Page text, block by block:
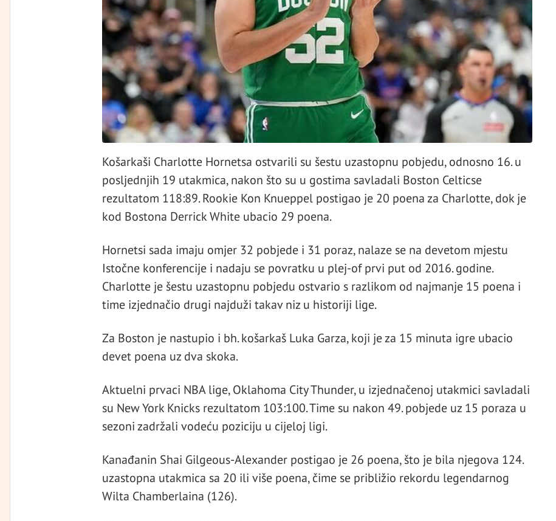
Košarkaši Charlotte Hornetsa ostvarili su šestu uzastopnu pobjedu, odnosno 16. u
posljednjih 19 utakmica, nakon što su u gostima savladali Boston Celticse
rezultatom 118:89. Rookie Kon Knueppel postigao je 20 poena za Charlotte, dok je
kod Bostona Derrick White ubacio 29 poena.
Hornetsi sada imaju omjer 32 pobjede i 31 poraz, nalaze se na devetom mjestu
Istočne konferencije i nadaju se povratku u plej-of prvi put od 2016. godine.
Charlotte je šestu uzastopnu pobjedu ostvario s razlikom od najmanje 15 poena i
time izjednačio drugi najduži takav niz u historiji lige.
Za Boston je nastupio i bh. košarkaš Luka Garza, koji je za 15 minuta igre ubacio
devet poena uz dva skoka.
Aktuelni prvaci NBA lige, Oklahoma City Thunder, u izjednačenoj utakmici savladali
su New York Knicks rezultatom 103:100. Time su nakon 49. pobjede uz 15 poraza u
sezoni zadržali vodeću poziciju u cijeloj ligi.
Kanađanin Shai Gilgeous-Alexander postigao je 26 poena, što je bila njegova 124.
uzastopna utakmica sa 20 ili više poena, čime se približio rekordu legendarnog
Wilta Chamberlaina (126).